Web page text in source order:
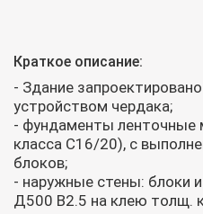
Краткое описание:
- Здание
устройством чердака;
- фундаменты ленточные
класса С16/20), с
блоков;
- наружные стены: блоки
Д500 В2.5 на клею толщ.